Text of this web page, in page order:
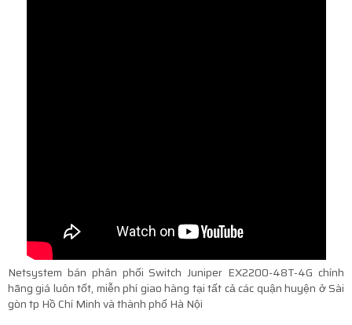
Netsystem bán phân phối Switch Juniper EX2200-48T-4G chính
hãng giá luôn tốt, miễn phí giao hàng tại tất cả các quận huyện ở Sài
gòn tp Hồ Chí Minh và thành phố Hà Nội